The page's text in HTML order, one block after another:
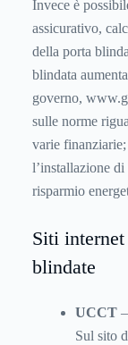
Invece è
assicurativo,
della porta
blindata
governo,
sulle norme
varie
l’installazione
risparmio
Siti
blindate
UCCT
Sul sito